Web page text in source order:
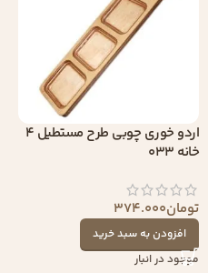
اردو خوری چوبی طرح مستطیل 4
خانه 033
تومان374.000
افزودن به سبد خرید
موجود در انبار